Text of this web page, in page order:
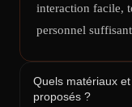
interaction facile,
personnel
Quels matériaux
proposés ?